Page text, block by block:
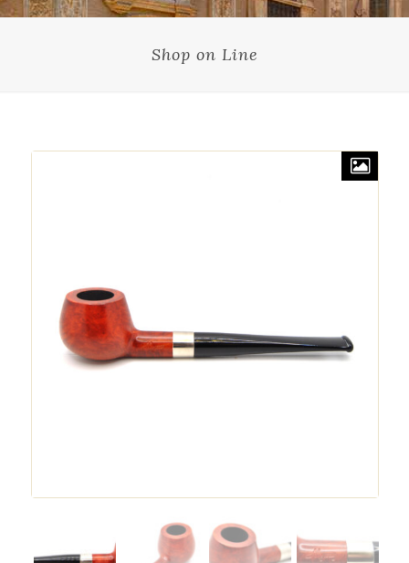
Shop on Line